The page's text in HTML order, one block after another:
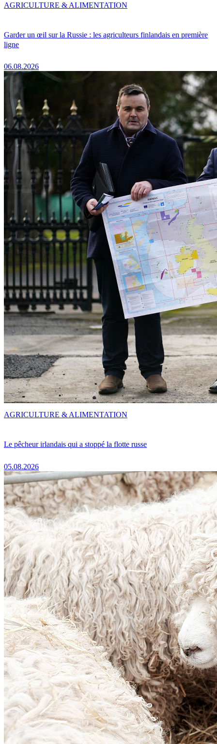
Garder un œil sur la Russie : les agriculteurs finlandais en première
ligne
06.08.2026
AGRICULTURE & ALIMENTATION
Le pêcheur irlandais qui a stoppé la flotte russe
05.08.2026
AGRICULTURE & ALIMENTATION